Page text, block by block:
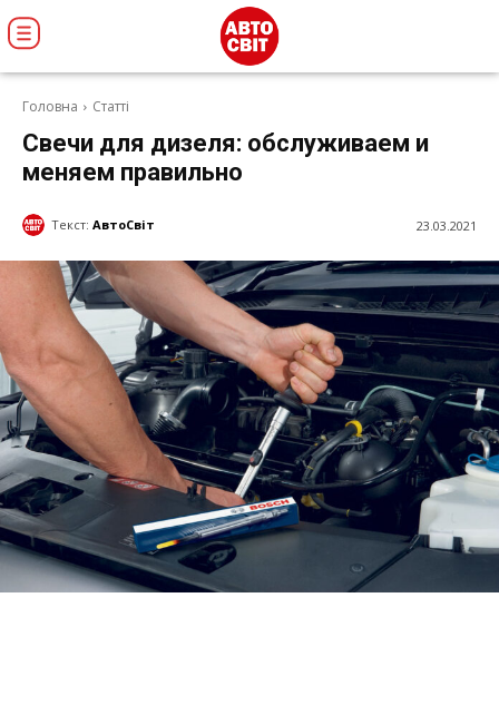
Головна Статті
Свечи для дизеля: обслуживаем и
меняем правильно
Текст: АвтоСвіт 23.03.2021